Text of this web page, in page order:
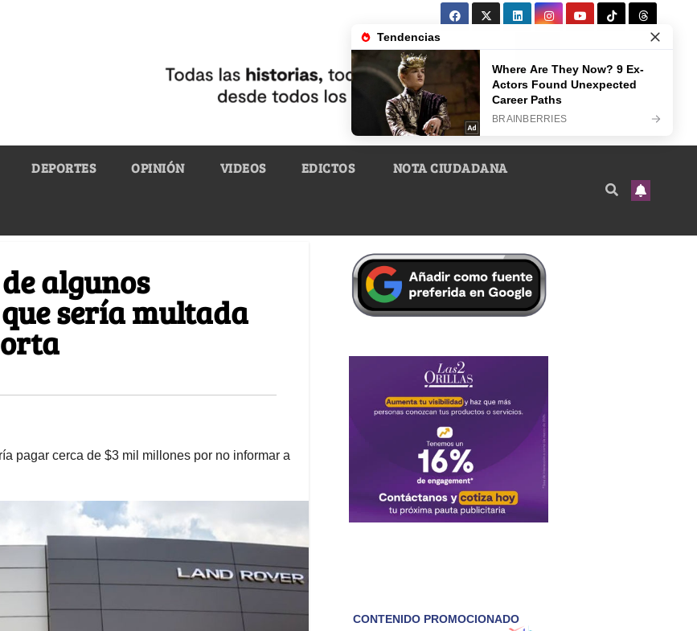
DEPORTES OPINIÓN VIDEOS EDICTOS NOTA CIUDADANA
algunos
sería multada
pagar cerca de $3 mil millones por no informar a